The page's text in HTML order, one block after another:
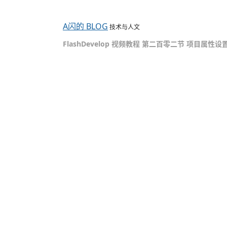
A闪的 BLOG 技术与人文
FlashDevelop 视频教程 第二百零二节 项目属性设